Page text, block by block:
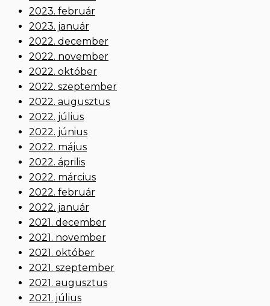
2023. február
2023. január
2022. december
2022. november
2022. október
2022. szeptember
2022. augusztus
2022. július
2022. június
2022. május
2022. április
2022. március
2022. február
2022. január
2021. december
2021. november
2021. október
2021. szeptember
2021. augusztus
2021. július